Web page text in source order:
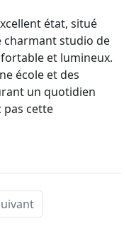
état, situé
charmant studio de
et lumineux.
école et des
un quotidien
pas cette